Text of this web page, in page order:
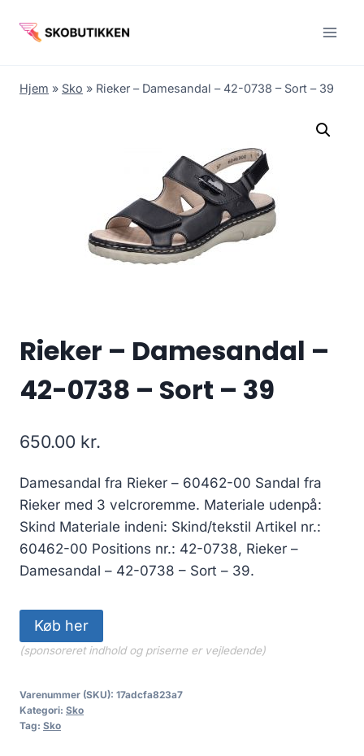
Hjem » Sko » Rieker – Damesandal – 42-0738 – Sort – 39
Rieker – Damesandal –
42-0738 – Sort – 39
650.00 kr.
Damesandal fra Rieker – 60462-00 Sandal fra
Rieker med 3 velcroremme. Materiale udenpå:
Skind Materiale indeni: Skind/tekstil Artikel nr.:
60462-00 Positions nr.: 42-0738, Rieker –
Damesandal – 42-0738 – Sort – 39.
Køb her
(sponsoreret indhold og priserne er vejledende)
Varenummer (SKU): 17adcfa823a7
Kategori: Sko
Tag: Sko